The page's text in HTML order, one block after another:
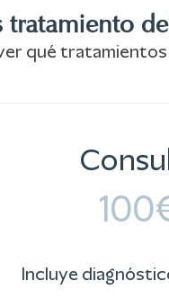
tratamiento
qué
Incluye